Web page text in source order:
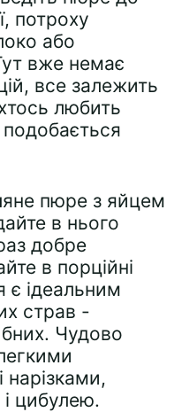
потроху
або
вже немає
все залежить
любить
пюре з яйцем
в нього
добре
в порційні
є ідеальним
страв -
Чудово
цибулею.